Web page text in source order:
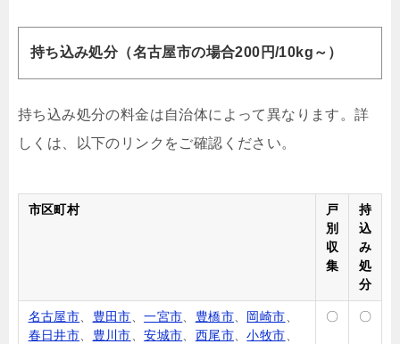
持ち込み処分（名古屋市の場合200円/10kg～）
持ち込み処分の料金は自治体によって異なります。詳
しくは、以下のリンクをご確認ください。
市区町村
戸
別
収
集
持
込
み
処
分
名古屋市 豊田市 、一宮市 豊橋市、 岡崎市
春日井市
豊川市 、安城市 西尾市、小牧市
〇 〇